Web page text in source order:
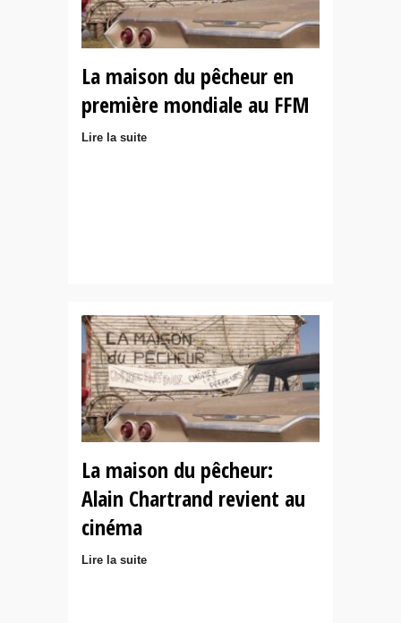
La maison du pêcheur en
première mondiale au FFM
Lire la suite
La maison du pêcheur:
Alain Chartrand revient au
cinéma
Lire la suite